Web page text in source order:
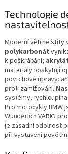
Technologie
Moderní větrné štíty
polykarbonát
k poškrábání; akrylát
materiály poskytují
povrchové úpravy:
proti zamlžování.
systémy,
Pro motocykly BMW
Wunderlich VARIO
je zásadní odolnost
při vystavení